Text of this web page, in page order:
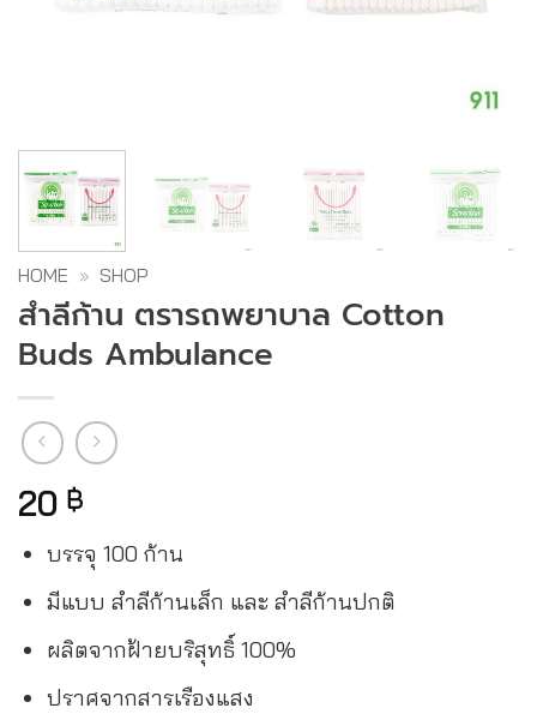
HOME » SHOP
สำลีก้าน ตรารถพยาบาล Cotton
Buds Ambulance
20 ฿
บรรจุ 100 ก้าน
มีแบบ สำลีก้านเล็ก และ สำลีก้านปกติ
ผลิตจากฝ้ายบริสุทธิ์ 100%
ปราศจากสารเรืองแสง